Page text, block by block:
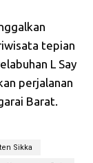
tepian
L Say
perjalanan
Barat.
Sikka